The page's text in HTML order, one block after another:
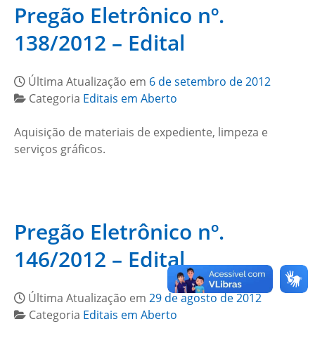
Pregão Eletrônico nº.
138/2012 – Edital
Última Atualização em 6 de setembro de 2012
Categoria Editais em Aberto
Aquisição de materiais de expediente, limpeza e
serviços gráficos.
Pregão Eletrônico nº.
146/2012 – Edital
Última Atualização em 29 de agosto de 2012
Categoria Editais em Aberto